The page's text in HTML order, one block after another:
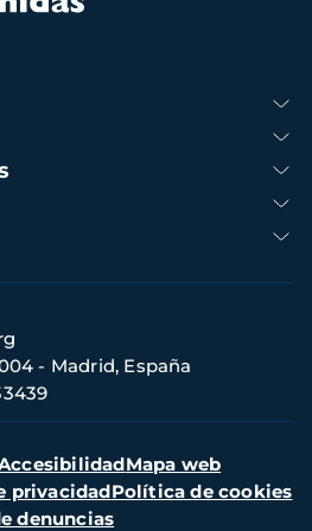
- Madrid, España
Mapa web
privacidadPolítica de cookies
denuncias